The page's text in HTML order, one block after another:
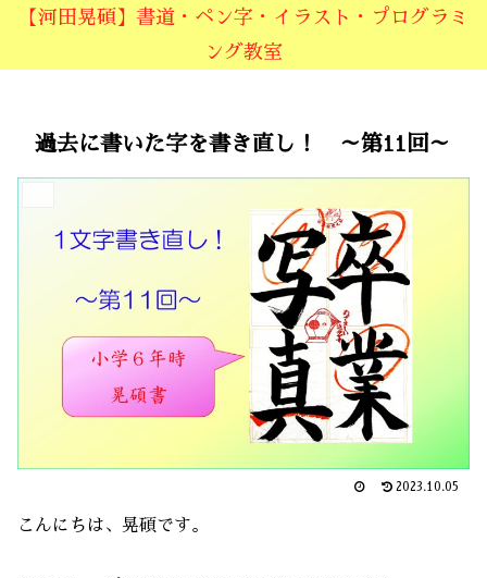
【河田晃碩】書道・ペン字・イラスト・プログラミ
ング教室
過去に書いた字を書き直し！ ～第11回～
2023.10.05
こんにちは、晃碩です。